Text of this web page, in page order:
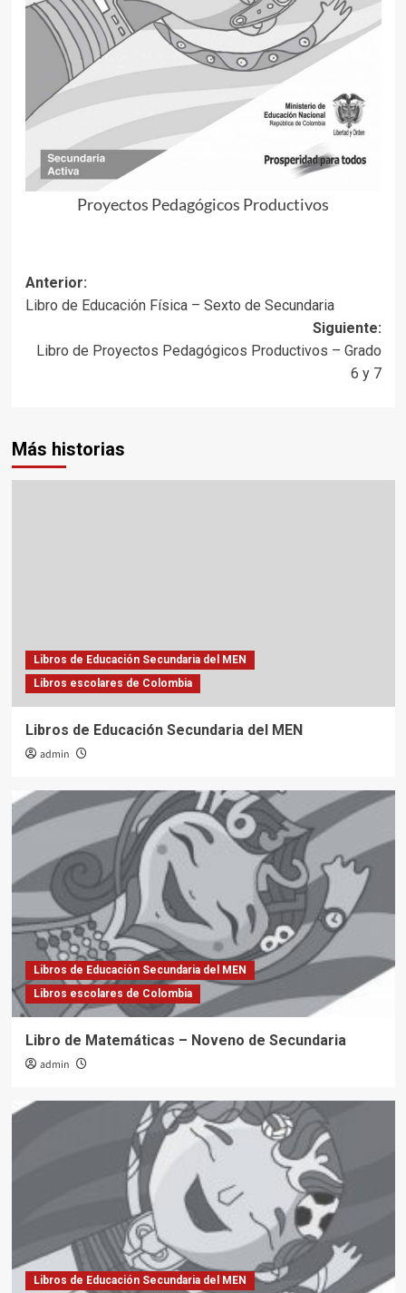
Proyectos Pedagógicos Productivos
Navegación
de
entradas
Anterior:
Libro de Educación Física – Sexto de Secundaria
Siguiente:
Libro de Proyectos Pedagógicos Productivos – Grado
6 y 7
Más historias
Libros de Educación Secundaria del MEN
Libros escolares de Colombia
Libros de Educación Secundaria del MEN
admin
Libros de Educación Secundaria del MEN
Libros escolares de Colombia
Libro de Matemáticas – Noveno de Secundaria
admin
Libros de Educación Secundaria del MEN